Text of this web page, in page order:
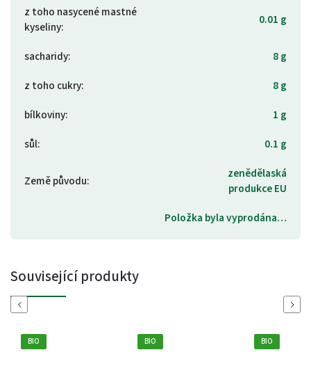
z toho nasycené mastné
kyseliny: 0.01 g
sacharidy:
8 g
z toho cukry:
8 g
bílkoviny:
1 g
sůl: 0.1 g
Země původu:
zenědělaská
produkce EU
Položka byla vyprodána…
Související produkty
Previous
BIO BIO BIO
Next